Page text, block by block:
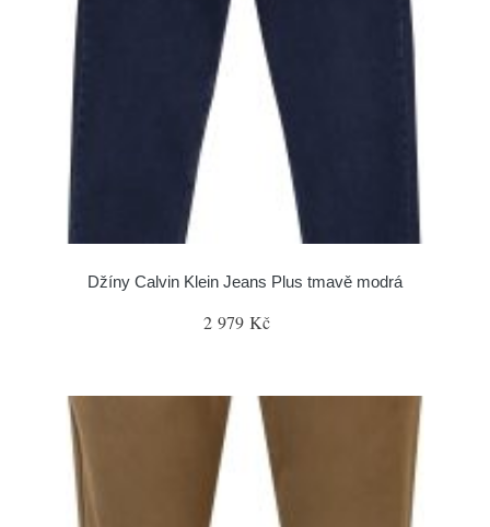
Džíny Calvin Klein Jeans Plus tmavě modrá
2 979 Kč